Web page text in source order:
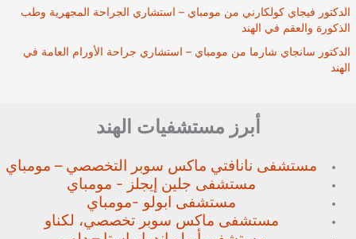
الدكتور فيجاي كولكارني من مومباي – استشاري الجراحة المجهرية وطب
الذكورة والعقم في الهند
الدكتور سانجاي شارما من مومباي – استشاري جراحة الأورام العامة في
الهند
أبرز مستشفيات الهند
مستشفى نانافتي ماكس سوبر التخصصي – مومباي
مستشفى جلين إيجلز - مومباي
مستشفى ابولو -مومباي
مستشفى ماكس سوبر تخصصي، لكناو